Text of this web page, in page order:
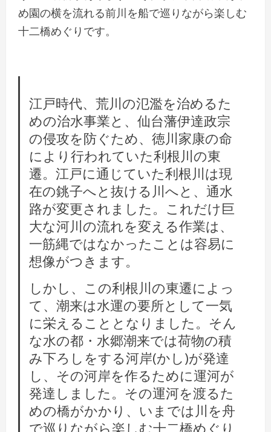
め園の横を流れる前川を船で巡りながら楽しむ
十二橋めぐりです。
江戸時代、荒川の氾濫を治めるた
めの治水事業と、仙台藩伊達政宗
の侵攻を防ぐため、徳川家康の命
により行われていた利根川の東
遷。江戸に通じていた利根川は現
在の銚子へと抜ける川へと、通水
路が変更されました。これだけ巨
大な河川の流れを変える作業は、
一筋縄ではなかったことは容易に
想像がつきます。
しかし、この利根川の東遷によっ
て、潮来は水運の要所として一気
に栄えることとなりました。そん
な水の都・水郷潮来では荷物の積
み下ろしをする河岸(かし)が発達
し、その河岸を作るために運河が
発達しました。その運河を渡るた
めの橋がかかり、いまでは川を舟
で巡りながら楽しむ十二橋めぐり